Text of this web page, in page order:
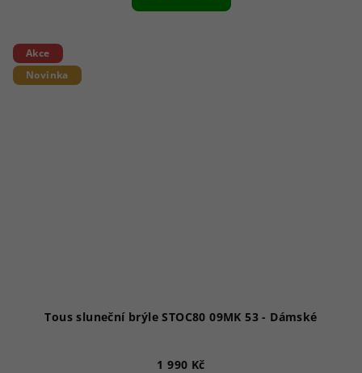
Akce
Novinka
Tous sluneční brýle STOC80 09MK 53 - Dámské
1 990 Kč